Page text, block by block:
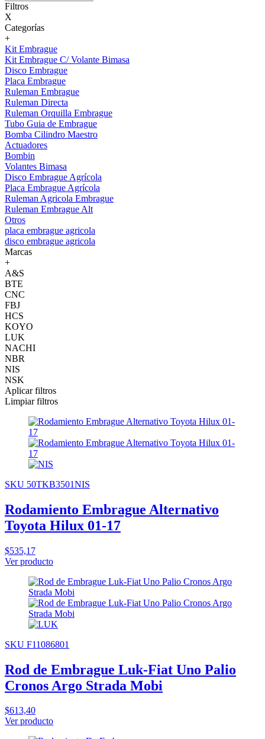
Filtros
X
Categorías
+
Kit Embrague
Kit Embrague C/ Volante Bimasa
Disco Embrague
Placa Embrague
Ruleman Embrague
Ruleman Directa
Ruleman Orquilla Embrague
Tubo Guia de Embrague
Bomba Cilindro Maestro
Actuadores
Bombin
Volantes Bimasa
Disco Embrague Agrícola
Placa Embrague Agrícola
Ruleman Agricola Embrague
Ruleman Embrague Alt
Otros
placa embrague agricola
disco embrague agricola
Marcas
+
A&S
BTE
CNC
FBJ
HCS
KOYO
LUK
NACHI
NBR
NIS
NSK
Aplicar filtros
Limpiar filtros
SKU 50TKB3501NIS
Rodamiento Embrague Alternativo
Toyota Hilux 01-17
$535,17
Ver producto
SKU F11086801
Rod de Embrague Luk-Fiat Uno Palio
Cronos Argo Strada Mobi
$613,40
Ver producto